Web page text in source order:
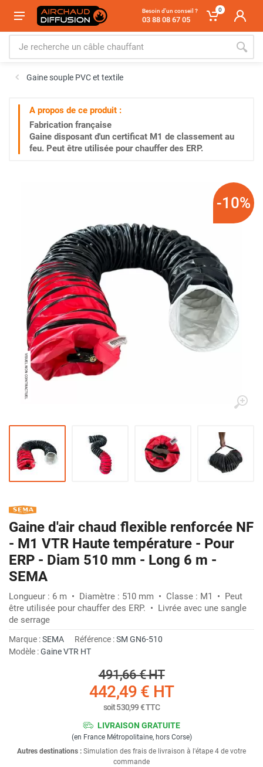
Besoin d'un conseil ?
03 88 08 67 05
0
Gaine souple PVC et textile
A propos de ce produit :
Fabrication française
Gaine disposant d'un certificat M1 de classement au
feu. Peut être utilisée pour chauffer des ERP.
-10%
Gaine d'air chaud flexible renforcée NF
- M1 VTR Haute température - Pour
ERP - Diam 510 mm - Long 6 m -
SEMA
Longueur : 6 m • Diamètre : 510 mm • Classe : M1 • Peut
être utilisée pour chauffer des ERP. • Livrée avec une sangle
de serrage
Marque :SEMA Référence :SM GN6-510
Modèle :Gaine VTR HT
491,66 €HT
442,49 € HT
soit530,99 €TTC
LIVRAISON GRATUITE
(en France Métropolitaine, hors Corse)
Autres destinations : Simulation des frais de livraison à l'étape 4 de votre
commande